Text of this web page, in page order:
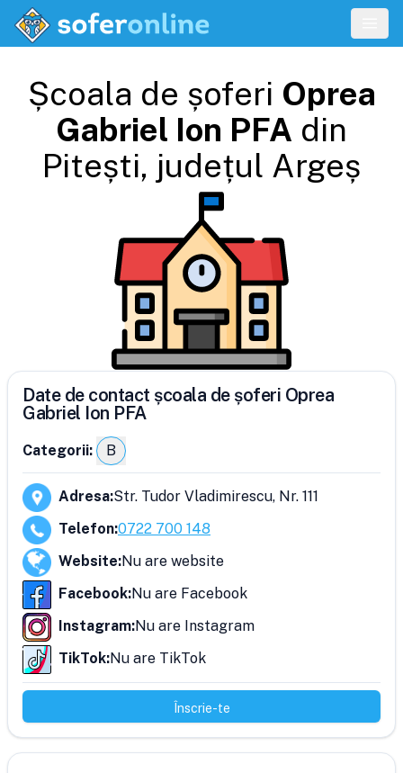
Școala de șoferi Oprea
Gabriel Ion PFA din
Pitești, județul Argeș
Date de contact școala de șoferi Oprea
Gabriel Ion PFA
Categorii: B
Adresa:Str. Tudor Vladimirescu, Nr. 111
Telefon:0722 700 148
Website:Nu are website
Facebook:Nu are Facebook
Instagram:Nu are Instagram
TikTok:Nu are TikTok
Înscrie-te